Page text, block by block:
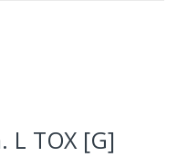
L TOX [G]